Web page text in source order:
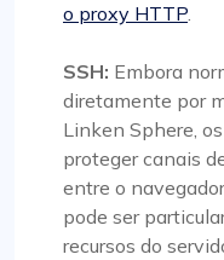
o proxy HTTP.
SSH: Embora
diretamente por
Linken Sphere,
proteger canais
entre o
pode ser
recursos do